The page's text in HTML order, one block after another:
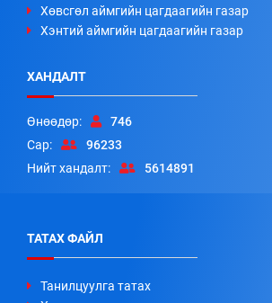
Хөвсгөл аймгийн цагдаагийн газар
Хэнтий аймгийн цагдаагийн газар
ХАНДАЛТ
Өнөөдөр:
746
Сар:
96233
Нийт хандалт:
5614891
ТАТАХ ФАЙЛ
Танилцуулга татах